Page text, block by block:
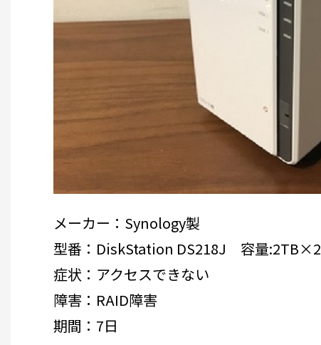
メーカー：Synology製
型番：DiskStation DS218J 容量:2TB×2
症状：アクセスできない
障害：RAID障害
期間：7日